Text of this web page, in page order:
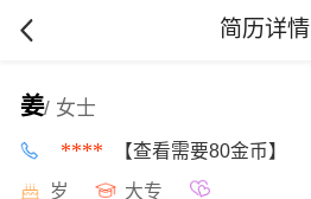
简历详情
姜/ 女士
**** 【查看需要80金币】
岁 大专